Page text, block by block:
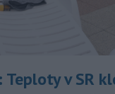
Teploty v SR